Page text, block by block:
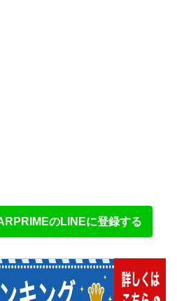
のLINEに登録する